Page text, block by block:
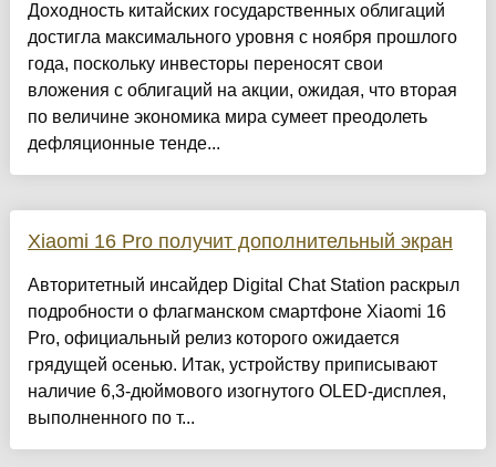
Доходность китайских государственных облигаций
достигла максимального уровня с ноября прошлого
года, поскольку инвесторы переносят свои
вложения с облигаций на акции, ожидая, что вторая
по величине экономика мира сумеет преодолеть
дефляционные тенде...
Xiaomi 16 Pro получит дополнительный экран
Авторитетный инсайдер Digital Chat Station раскрыл
подробности о флагманском смартфоне Xiaomi 16
Pro, официальный релиз которого ожидается
грядущей осенью. Итак, устройству приписывают
наличие 6,3-дюймового изогнутого OLED-дисплея,
выполненного по т...